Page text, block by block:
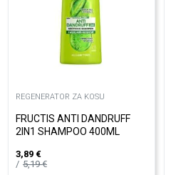
REGENERATOR ZA KOSU
FRUCTIS ANTI DANDRUFF
2IN1 SHAMPOO 400ML
3,89 €
5,19€